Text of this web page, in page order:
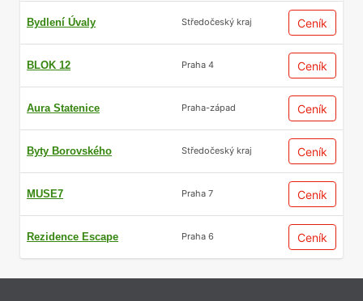
Bydlení Úvaly Středočeský kraj Ceník
BLOK 12 Praha 4 Ceník
Aura Statenice Praha-západ Ceník
Byty Borovského Středočeský kraj Ceník
MUSE7 Praha 7 Ceník
Rezidence Escape Praha 6 Ceník